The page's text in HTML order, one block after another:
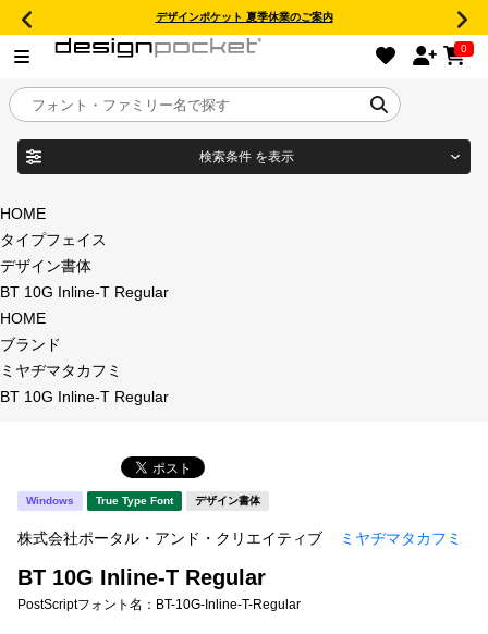
デザインポケット 夏季休業のご案内
0
目的別フォントガイド
特集
年間ライセンス商品
新着一覧
検索条件 を表示
商品名
タイプフェイス
明朝体
宋朝体
HOME
タイプフェイス
デザイン書体
BT 10G Inline-T Regular
HOME
ブランド
ミヤヂマタカフミ
BT 10G Inline-T Regular
Windows True Type Font デザイン書体
株式会社ポータル・アンド・クリエイティブ ミヤヂマタカフミ
BT 10G Inline-T Regular
PostScriptフォント名： BT-10G-Inline-T-Regular